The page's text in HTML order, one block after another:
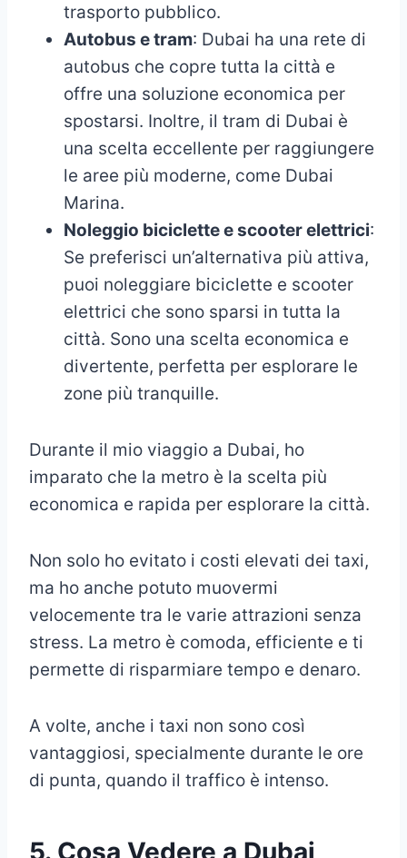
trasporto pubblico.
Autobus e tram: Dubai ha una rete di
autobus che copre tutta la città e
offre una soluzione economica per
spostarsi. Inoltre, il tram di Dubai è
una scelta eccellente per raggiungere
le aree più moderne, come Dubai
Marina.
Noleggio biciclette e scooter elettrici:
Se preferisci un’alternativa più attiva,
puoi noleggiare biciclette e scooter
elettrici che sono sparsi in tutta la
città. Sono una scelta economica e
divertente, perfetta per esplorare le
zone più tranquille.
Durante il mio viaggio a Dubai, ho
imparato che la metro è la scelta più
economica e rapida per esplorare la città.
Non solo ho evitato i costi elevati dei taxi,
ma ho anche potuto muovermi
velocemente tra le varie attrazioni senza
stress. La metro è comoda, efficiente e ti
permette di risparmiare tempo e denaro.
A volte, anche i taxi non sono così
vantaggiosi, specialmente durante le ore
di punta, quando il traffico è intenso.
5. Cosa Vedere a Dubai